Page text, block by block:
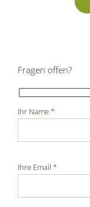
Fragen offen?
Ihr Name *
Ihre Email *